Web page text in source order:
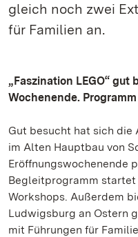
gleich noch zwei
für Familien an.
„Faszination LEGO“ gut
Wochenende.
Gut besucht hat sich die
im Alten Hauptbau von
Eröffnungswochenende
Begleitprogramm
Workshops. Außerdem
Ludwigsburg an Ostern
mit Führungen für